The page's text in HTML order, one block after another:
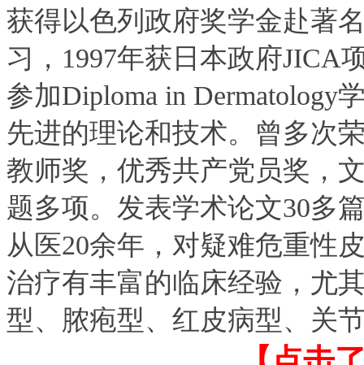
获得以色列政府奖学金赴著
习，1997年获日本政府JICA
参加Diploma in Dermatology
先进的理论和技术。曾多次
教师奖，优秀共产党员奖，
题多项。发表学术论文30多
从医20余年，对疑难危重性
治疗有丰富的临床经验，尤
型、脓疱型、红皮病型、关